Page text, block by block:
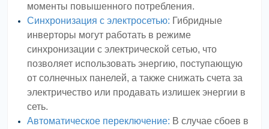
моменты повышенного потребления.
Синхронизация с электросетью: Гибридные
инверторы могут работать в режиме
синхронизации с электрической сетью, что
позволяет использовать энергию, поступающую
от солнечных панелей, а также снижать счета за
электричество или продавать излишек энергии в
сеть.
Автоматическое переключение: В случае сбоев в